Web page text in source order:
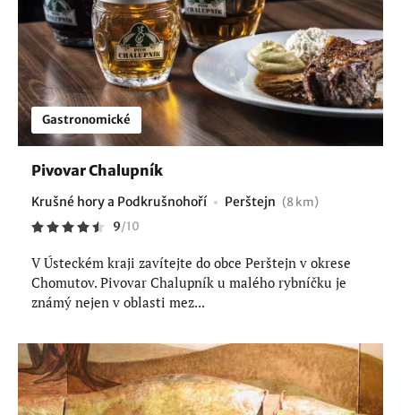
Gastronomické
Pivovar Chalupník
Krušné hory a Podkrušnohoří Perštejn (8 km)
9/10
V Ústeckém kraji zavítejte do obce Perštejn v okrese
Chomutov. Pivovar Chalupník u malého rybníčku je
známý nejen v oblasti mez...